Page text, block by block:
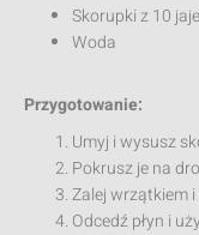
Skorupki z 10
Woda
Przygotowanie:
Umyj i wysusz
Pokrusz je na
Zalej wrzątkiem
Odcedź płyn i